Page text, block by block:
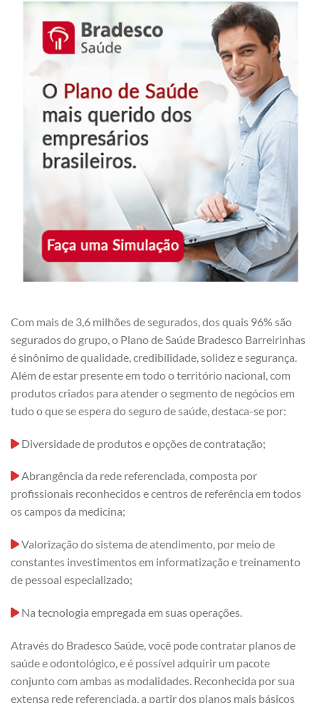
Com mais de 3,6 milhões de segurados, dos quais 96% são
segurados do grupo, o Plano de Saúde Bradesco Barreirinhas
é sinônimo de qualidade, credibilidade, solidez e segurança.
Além de estar presente em todo o território nacional, com
produtos criados para atender o segmento de negócios em
tudo o que se espera do seguro de saúde, destaca-se por:
Diversidade de produtos e opções de contratação;
Abrangência da rede referenciada, composta por
profissionais reconhecidos e centros de referência em todos
os campos da medicina;
Valorização do sistema de atendimento, por meio de
constantes investimentos em informatização e treinamento
de pessoal especializado;
Na tecnologia empregada em suas operações.
Através do Bradesco Saúde, você pode contratar planos de
saúde e odontológico, e é possível adquirir um pacote
conjunto com ambas as modalidades. Reconhecida por sua
extensa rede referenciada, a partir dos planos mais básicos